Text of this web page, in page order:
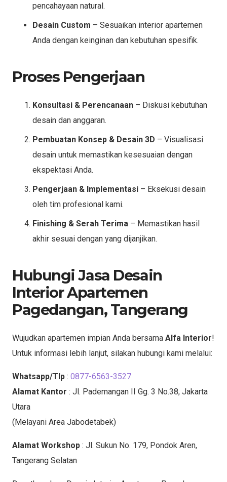
pencahayaan natural.
Desain Custom – Sesuaikan interior apartemen
Anda dengan keinginan dan kebutuhan spesifik.
Proses Pengerjaan
Konsultasi & Perencanaan – Diskusi kebutuhan
desain dan anggaran.
Pembuatan Konsep & Desain 3D – Visualisasi
desain untuk memastikan kesesuaian dengan
ekspektasi Anda.
Pengerjaan & Implementasi – Eksekusi desain
oleh tim profesional kami.
Finishing & Serah Terima – Memastikan hasil
akhir sesuai dengan yang dijanjikan.
Hubungi Jasa Desain
Interior Apartemen
Pagedangan, Tangerang
Wujudkan apartemen impian Anda bersama Alfa Interior!
Untuk informasi lebih lanjut, silakan hubungi kami melalui:
Whatsapp/Tlp : 0877-6563-3527
Alamat Kantor : Jl. Pademangan II Gg. 3 No.38, Jakarta
Utara
(Melayani Area Jabodetabek)
Alamat Workshop : Jl. Sukun No. 179, Pondok Aren,
Tangerang Selatan